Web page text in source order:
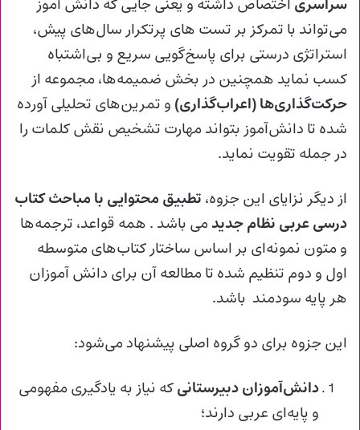
سراسری اختصاص داشته و یعنی جایی که دانش‌ آموز
می‌تواند با تمرکز بر تست‌ های پرتکرار سال‌های پیش،
استراتژی درستی برای پاسخ‌گویی سریع و بی‌اشتباه
کسب نماید همچنین در بخش ضمیمه‌ها، مجموعه‌ از
حرکت‌گذاری‌ها (اعراب‌گذاری) و تمرین‌های تحلیلی آورده
شده تا دانش‌آموز بتواند مهارت تشخیص نقش کلمات را
در جمله تقویت نماید.
از دیگر نزایای این جزوه، تطبیق محتوایی با مباحث کتاب
درسی عربی نظام جدیدمی باشد . همه قواعد، ترجمه‌ها
و متون نمونه‌ای بر اساس ساختار کتاب‌های متوسطه‌
اول و دوم تنظیم شده‌ تا مطالعه‌ آن برای دانش‌ آموزان
هر پایه سودمند باشد.
این جزوه برای دو گروه اصلی پیشنهاد می‌شود:
دانش‌آموزان دبیرستانیکه نیاز به یادگیری مفهومی
و پایه‌ای عربی دارند؛